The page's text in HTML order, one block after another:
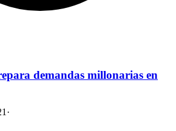
demandas millonarias en
·